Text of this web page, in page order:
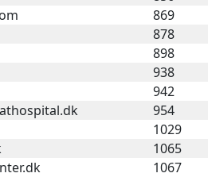
869
878
898
938
942
954
1029
1065
1067